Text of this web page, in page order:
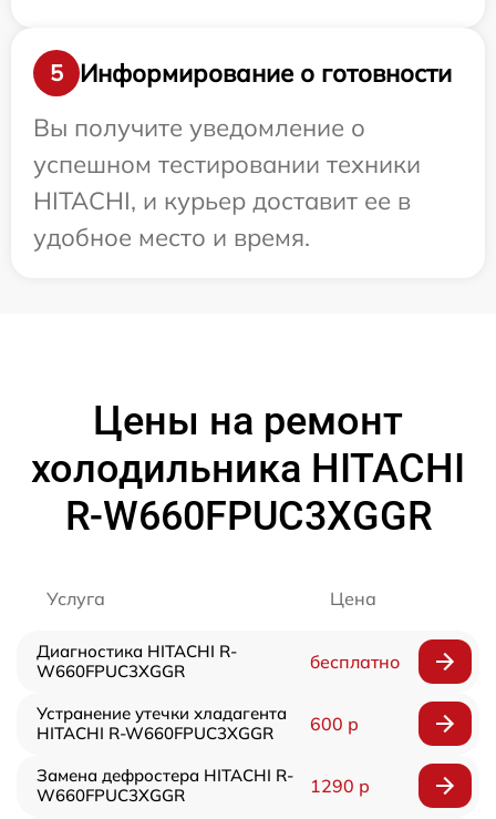
5
Информирование о готовности
Вы получите уведомление о
успешном тестировании техники
HITACHI, и курьер доставит ее в
удобное место и время.
Цены на ремонт
холодильника HITACHI
R-W660FPUC3XGGR
Услуга Цена
Диагностика HITACHI R-
W660FPUC3XGGR
бесплатно
Устранение утечки хладагента
HITACHI R-W660FPUC3XGGR
600 р
Замена дефростера HITACHI R-
W660FPUC3XGGR
1290 р